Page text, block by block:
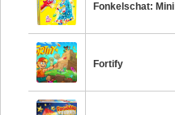
Fonkelschat: Mini
Fortify